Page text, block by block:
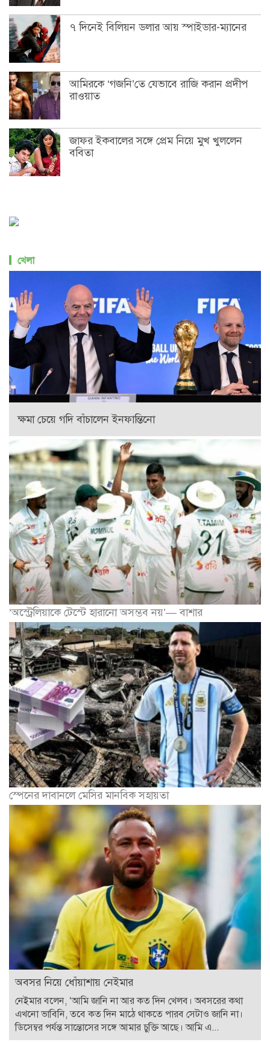
৭ দিনেই বিলিয়ন ডলার আয় স্পাইডার-ম্যানের
আমিরকে ‘গজনি’তে যেভাবে রাজি করান প্রদীপ
রাওয়াত
জাফর ইকবালের সঙ্গে প্রেম নিয়ে মুখ খুললেন
ববিতা
খেলা
ক্ষমা চেয়ে গদি বাঁচালেন ইনফান্তিনো
‘অস্ট্রেলিয়াকে টেস্টে হারানো অসম্ভব নয়’— বাশার
স্পেনের দাবানলে মেসির মানবিক সহায়তা
অবসর নিয়ে ধোঁয়াশায় নেইমার
নেইমার বলেন, ‘আমি জানি না আর কত দিন খেলব। অবসরের কথা
এখনো ভাবিনি, তবে কত দিন মাঠে থাকতে পারব সেটাও জানি না।
ডিসেম্বর পর্যন্ত সান্তোসের সঙ্গে আমার চুক্তি আছে। আমি এ...